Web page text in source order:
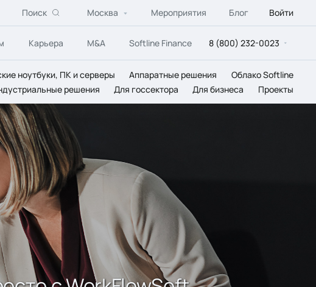
Поиск Москва Мероприятия Блог Войти
Карьера M&A Softline Finance 8 (800) 232-0023
ноутбуки, ПК и серверы Аппаратные решения
Облако Softline
решения Для госсектора Для бизнеса Проекты